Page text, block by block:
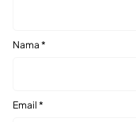
Nama *
Email *